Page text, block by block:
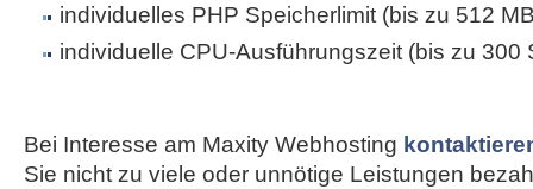
individuelles PHP Speicherlimit (bis zu 512
individuelle CPU-Ausführungszeit (bis zu 300
Bei Interesse am Maxity Webhosting
Sie nicht zu viele oder unnötige Leistungen